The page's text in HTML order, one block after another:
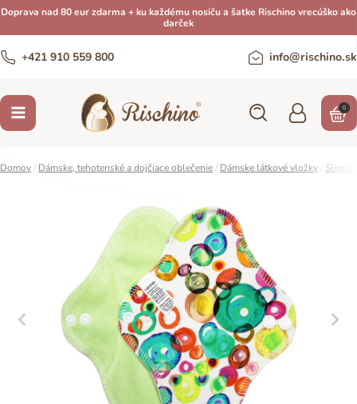
Doprava nad 80 eur zdarma + ku každému nosiču a šatke Rischino vrecúško ako
darček
+421 910 559 800 info@rischino.sk
0
Domov/ Dámske, tehotenské a dojčiace oblečenie/ Dámske látkové vložky